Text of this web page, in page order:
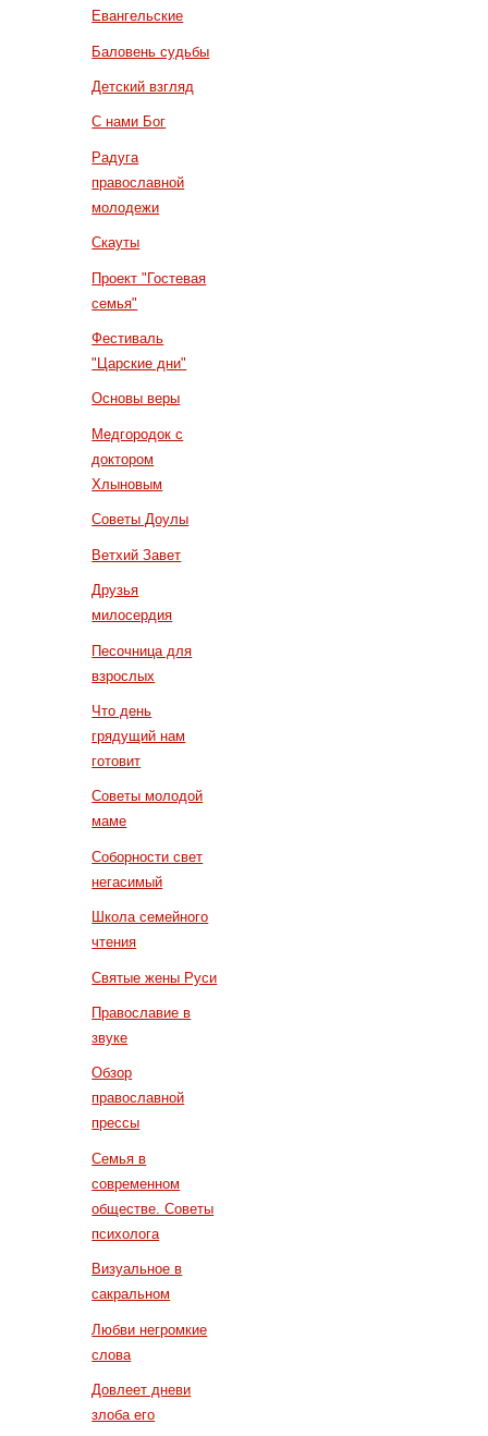
Евангельские
Баловень судьбы
Детский взгляд
С нами Бог
Радуга
православной
молодежи
Скауты
Проект "Гостевая
семья"
Фестиваль
"Царские дни"
Основы веры
Медгородок с
доктором
Хлыновым
Советы Доулы
Ветхий Завет
Друзья
милосердия
Песочница для
взрослых
Что день
грядущий нам
готовит
Советы молодой
маме
Соборности свет
негасимый
Школа семейного
чтения
Святые жены Руси
Православие в
звуке
Обзор
православной
прессы
Семья в
современном
обществе. Советы
психолога
Визуальное в
сакральном
Любви негромкие
слова
Довлеет дневи
злоба его